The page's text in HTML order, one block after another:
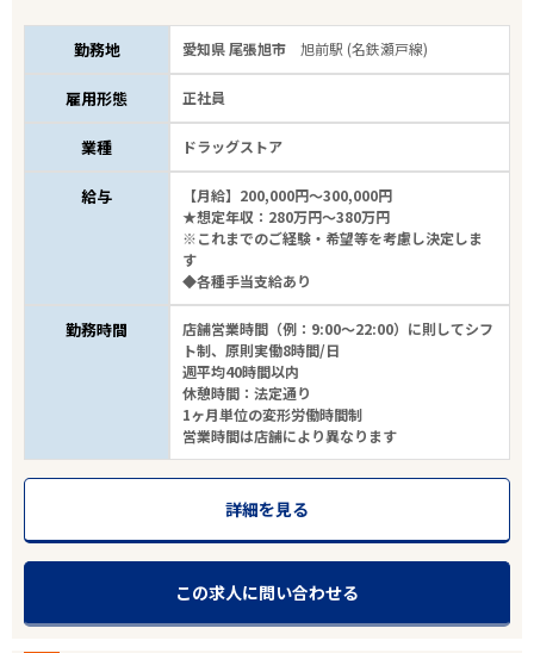
勤務地 愛知県 尾張旭市旭前駅 (名鉄瀬戸線)
雇用形態 正社員
業種 ドラッグストア
給与
【月給】200,000円～300,000円
★想定年収：280万円～380万円
※これまでのご経験・希望等を考慮し決定しま
す
◆各種手当支給あり
勤務時間
店舗営業時間（例：9:00～22:00）に則してシフ
ト制、原則実働8時間/日
週平均40時間以内
休憩時間：法定通り
1ヶ月単位の変形労働時間制
営業時間は店舗により異なります
詳細を見る
この求人に問い合わせる